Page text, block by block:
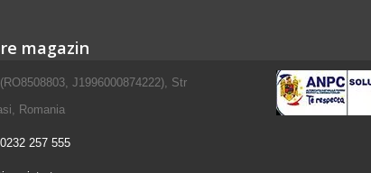
magazin
J1996000874222), Str
Romania
0232 257 555